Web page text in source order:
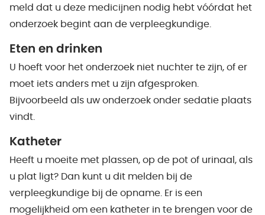
meld dat u deze medicijnen nodig hebt vóórdat het
onderzoek begint aan de verpleegkundige.
Eten en drinken
U hoeft voor het onderzoek niet nuchter te zijn, of er
moet iets anders met u zijn afgesproken.
Bijvoorbeeld als uw onderzoek onder sedatie plaats
vindt.
Katheter
Heeft u moeite met plassen, op de pot of urinaal, als
u plat ligt? Dan kunt u dit melden bij de
verpleegkundige bij de opname. Er is een
mogelijkheid om een katheter in te brengen voor de